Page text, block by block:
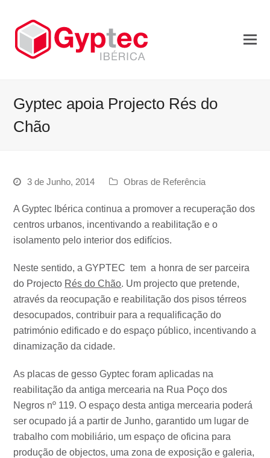
Gyptec apoia Projecto Rés do
Chão
3 de Junho, 2014 Obras de Referência
A Gyptec Ibérica continua a promover a recuperação dos
centros urbanos, incentivando a reabilitação e o
isolamento pelo interior dos edifícios.
Neste sentido, a GYPTEC tem a honra de ser parceira
do Projecto Rés do Chão. Um projecto que pretende,
através da reocupação e reabilitação dos pisos térreos
desocupados, contribuir para a requalificação do
património edificado e do espaço público, incentivando a
dinamização da cidade.
As placas de gesso Gyptec foram aplicadas na
reabilitação da antiga mercearia na Rua Poço dos
Negros nº 119. O espaço desta antiga mercearia poderá
ser ocupado já a partir de Junho, garantido um lugar de
trabalho com mobiliário, um espaço de oficina para
produção de objectos, uma zona de exposição e galeria,